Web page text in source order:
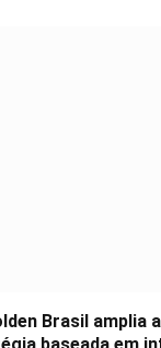
Brasil amplia